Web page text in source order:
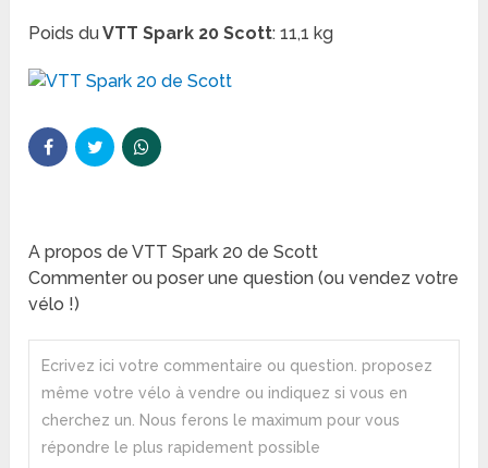
Poids duVTT Spark 20 Scott: 11,1 kg
A propos de VTT Spark 20 de Scott
Commenter ou poser une question (ou vendez votre
vélo !)